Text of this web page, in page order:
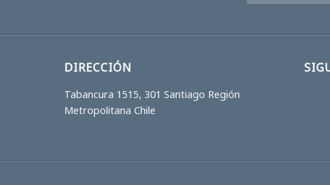
DIRECCIÓN
Tabancura 1515, 301 Santiago Región
Metropolitana Chile